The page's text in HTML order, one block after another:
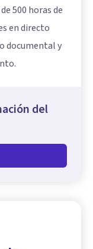
500 horas de
en directo
documental y
del